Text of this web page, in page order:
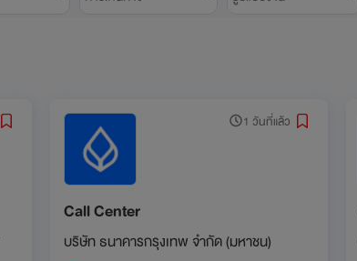
1 วันที่แล้ว
Call Center
บริษัท ธนาคารกรุงเทพ จำกัด (มหาชน)